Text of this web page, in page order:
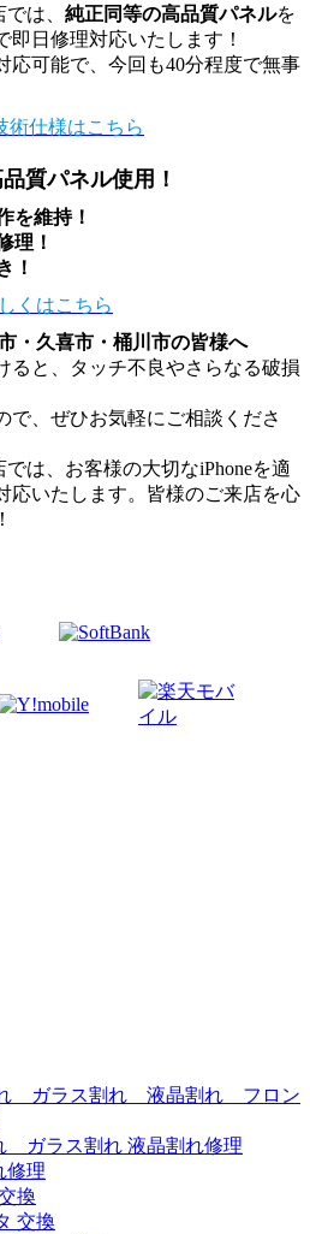
は、 純正同等の高品質パネルを
日修理対応いたします！
応可能で、今回も40分程度で無事
術仕様はこちら
質パネル使用！
を維持！
理！
！
くはこちら
・久喜市・桶川市の皆様へ
ると、タッチ不良やさらなる破損
で、ぜひお気軽にご相談くださ
は、お客様の大切なiPhoneを適
応いたします。皆様のご来店を心
れ ガラス割れ 液晶割れ フロン
ガラス割れ 液晶割れ修理
修理
換
交換